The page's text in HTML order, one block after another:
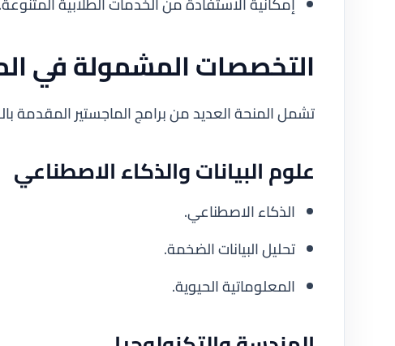
التخصصات المشمولة في
تشمل المنحة العديد من برامج الماجستير المقدمة
علوم البيانات والذكاء الاصطناعي
الذكاء الاصطناعي.
تحليل البيانات الضخمة.
المعلوماتية الحيوية.